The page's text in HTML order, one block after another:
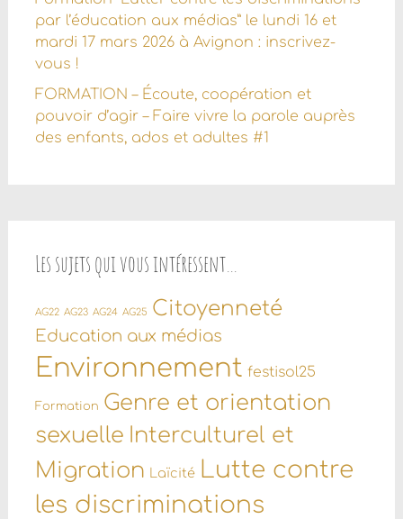
par l’éducation aux médias” le lundi 16 et
mardi 17 mars 2026 à Avignon : inscrivez-
vous !
FORMATION – Écoute, coopération et
pouvoir d’agir – Faire vivre la parole auprès
des enfants, ados et adultes #1
Les sujets qui vous intéressent…
AG22 AG23 AG24 AG25 Citoyenneté
Education aux médias
Environnement festisol25
Formation Genre et orientation
sexuelle Interculturel et
Migration
Laïcité Lutte contre
les discriminations